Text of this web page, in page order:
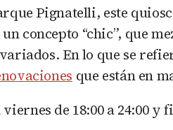
Pignatelli, este
concepto “chic”, que
En lo que se
que están en
de 18:00 a 24:00 y